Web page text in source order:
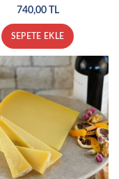
740,00 TL
SEPETE EKLE